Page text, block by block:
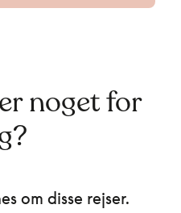
noget for
om disse rejser.